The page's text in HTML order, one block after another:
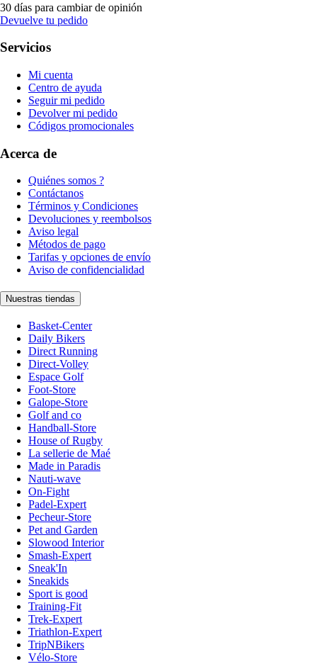
30 días para cambiar de opinión
Devuelve tu pedido
Servicios
Mi cuenta
Centro de ayuda
Seguir mi pedido
Devolver mi pedido
Códigos promocionales
Acerca de
Quiénes somos ?
Contáctanos
Términos y Condiciones
Devoluciones y reembolsos
Aviso legal
Métodos de pago
Tarifas y opciones de envío
Aviso de confidencialidad
Nuestras tiendas
Basket-Center
Daily Bikers
Direct Running
Direct-Volley
Espace Golf
Foot-Store
Galope-Store
Golf and co
Handball-Store
House of Rugby
La sellerie de Maé
Made in Paradis
Nauti-wave
On-Fight
Padel-Expert
Pecheur-Store
Pet and Garden
Slowood Interior
Smash-Expert
Sneak'In
Sneakids
Sport is good
Training-Fit
Trek-Expert
Triathlon-Expert
TripNBikers
Vélo-Store